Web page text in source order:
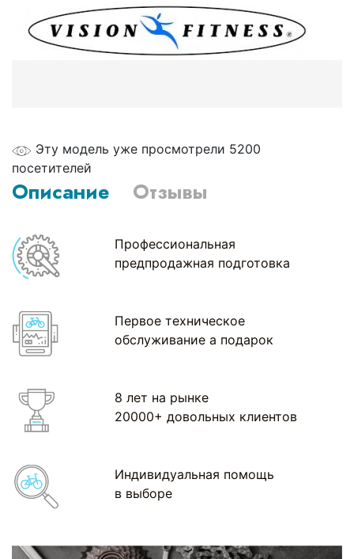
Эту модель уже просмотрели 5200
посетителей
Описание Отзывы
Профессиональная
предпродажная подготовка
Первое техническое
обслуживание а подарок
8 лет на рынке
20000+ довольных клиентов
Индивидуальная помощь
в выборе